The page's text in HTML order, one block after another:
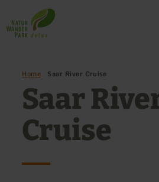
to
home
page
Home Saar River Cruise
Saar
Cruise